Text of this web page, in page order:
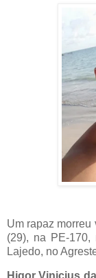
Um rapaz
(29), na PE-170,
Lajedo, no